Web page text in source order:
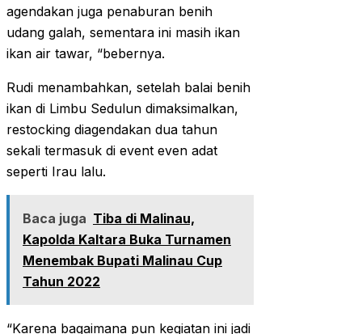
agendakan juga penaburan benih
udang galah, sementara ini masih ikan
ikan air tawar, “bebernya.
Rudi menambahkan, setelah balai benih
ikan di Limbu Sedulun dimaksimalkan,
restocking diagendakan dua tahun
sekali termasuk di event even adat
seperti Irau lalu.
Baca juga Tiba di Malinau,
Kapolda Kaltara Buka Turnamen
Menembak Bupati Malinau Cup
Tahun 2022
“Karena bagaimana pun kegiatan ini jadi